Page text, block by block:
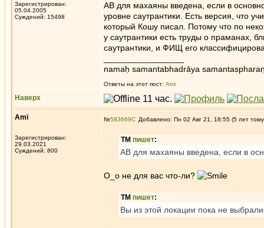
Зарегистрирован:
05.04.2005
Суждений: 15498
АВ для махаяны введена, если в
уровне саутрантики. Есть версия, что
который Кошу писал. Потому что по
у саутрантики есть труды о праманах,
саутрантики, и ФИЩ его
namaḥ samantabhadrāya
Ответы на этот пост: Ami
Наверх
Ami
Зарегистрирован:
29.03.2021
Суждений: 800
№583669 Добавлено: Пн 02 Авг 21, 18:55 (5 лет
ТМ пишет:
АВ для махаяны введена, если в
О_о не для вас что-ли?
ТМ пишет:
Вы из этой локации пока не